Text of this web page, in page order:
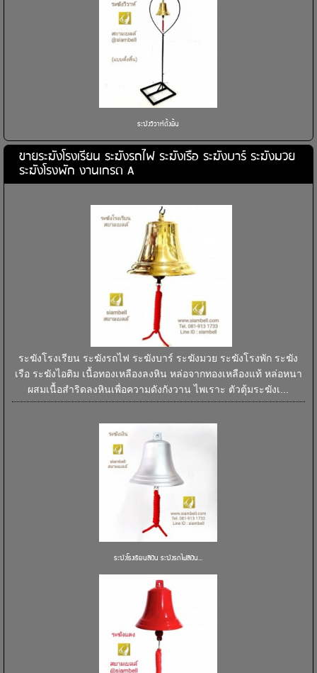
ระฆังวิวาห์ตั้งพื้น
ขายระฆังโรงเรียน ระฆังรถไฟ ระฆังเรือ ระฆังบาร์ ระฆังมวย
ระฆังโรงพัก งานเกรด A
ระฆังโรงเรียน ระฆังรถไฟ ระฆังบาร์ ระฆังมวย ระฆังโรงพัก ระฆัง
เรือ ระฆังไอติม เนื้อทองเหลืองลงหิน หล่อจากทองเหลืองแท้ หล่อหนา
ผสมเนื้อสำริดลงหินเพื่อความดังกังวาน ไพเราะ ตัวตุ้มระฆังเ...
ระฆังโรงเรียนสีเงิน ระฆังรถไฟสีเงิน...